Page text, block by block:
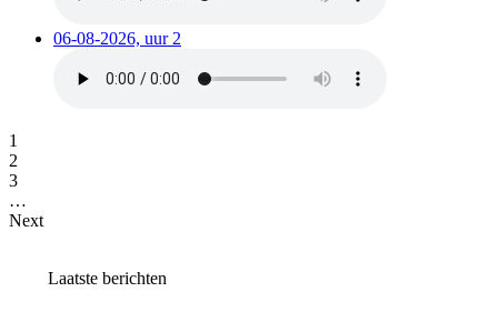
06-08-2026, uur 2
1
2
3
…
Next
Laatste berichten